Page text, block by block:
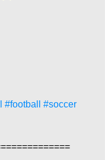
#football
#soccer